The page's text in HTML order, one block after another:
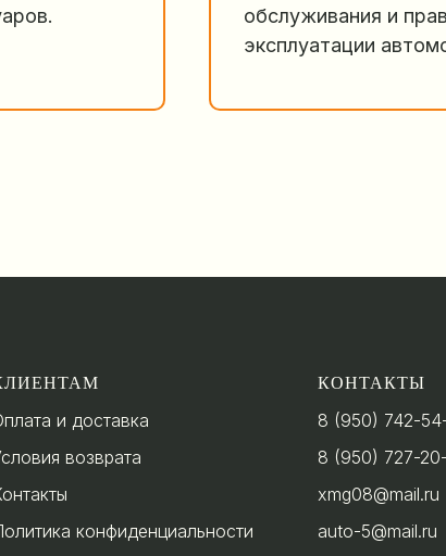
обслуживания и
эксплуатации
и доставка
возврата
конфиденциальности
КОНТАКТЫ
8 (950) 742-
8 (950) 727-
xmg08@mail.ru
auto-5@mail.ru